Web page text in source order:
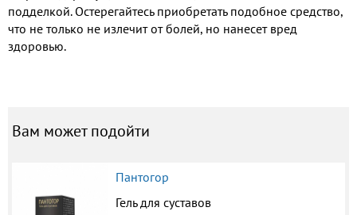
подделкой. Остерегайтесь приобретать подобное средство,
что не только не излечит от болей, но нанесет вред
здоровью.
Вам может подойти
Пантогор
Гель для суставов